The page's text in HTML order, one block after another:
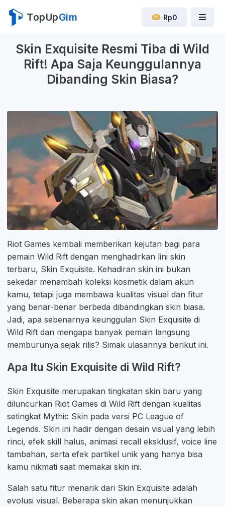
TopUpGim Rp0
Skin Exquisite Resmi Tiba di Wild
Rift! Apa Saja Keunggulannya
Dibanding Skin Biasa?
Riot Games kembali memberikan kejutan bagi para
pemain Wild Rift dengan menghadirkan lini skin
terbaru, Skin Exquisite. Kehadiran skin ini bukan
sekedar menambah koleksi kosmetik dalam akun
kamu, tetapi juga membawa kualitas visual dan fitur
yang benar-benar berbeda dibandingkan skin biasa.
Jadi, apa sebenarnya keunggulan Skin Exquisite di
Wild Rift dan mengapa banyak pemain langsung
memburunya sejak rilis? Simak ulasannya berikut ini.
Apa Itu Skin Exquisite di Wild Rift?
Skin Exquisite merupakan tingkatan skin baru yang
diluncurkan Riot Games di Wild Rift dengan kualitas
setingkat Mythic Skin pada versi PC League of
Legends. Skin ini hadir dengan desain visual yang lebih
rinci, efek skill halus, animasi recall eksklusif, voice line
tambahan, serta efek partikel unik yang hanya bisa
kamu nikmati saat memakai skin ini.
Salah satu fitur menarik dari Skin Exquisite adalah
evolusi visual. Beberapa skin akan menunjukkan